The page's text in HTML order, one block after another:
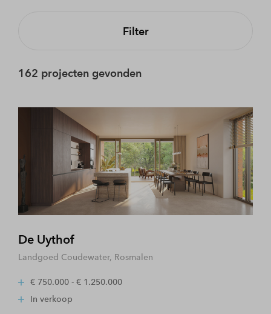
Filter
162 projecten gevonden
De Uythof
Landgoed Coudewater, Rosmalen
€ 750.000 - € 1.250.000
In verkoop